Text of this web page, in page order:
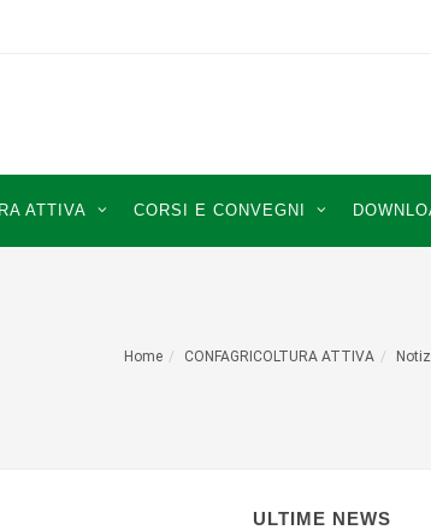
ATTIVA CORSI E CONVEGNI
Home CONFAGRICOLTURA ATTIVA
ULTIME NEWS